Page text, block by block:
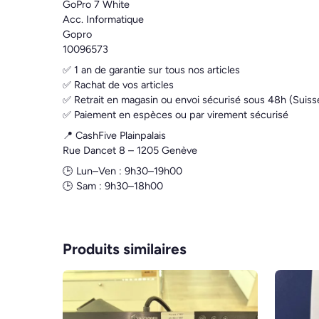
GoPro 7 White
Acc. Informatique
Gopro
10096573
✅ 1 an de garantie sur tous nos articles
✅ Rachat de vos articles
✅ Retrait en magasin ou envoi sécurisé sous 48h
✅ Paiement en espèces ou par virement sécurisé
📍 CashFive Plainpalais
Rue Dancet 8 – 1205 Genève
🕒 Lun–Ven : 9h30–19h00
🕒 Sam : 9h30–18h00
Produits similaires